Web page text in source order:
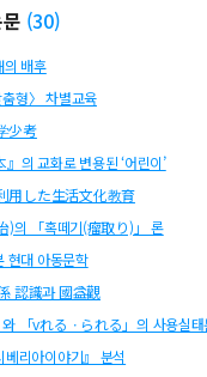
(30)
의 배후
형〉 차별교육
少考
의 교화로 변용된 ‘어린이’
用した生活文化教育
)의 「혹떼기(瘤取り)」 론
현대 아동문학
認識과 國益觀
「vれるㆍられる」의 사용실태
리아이야기』 분석